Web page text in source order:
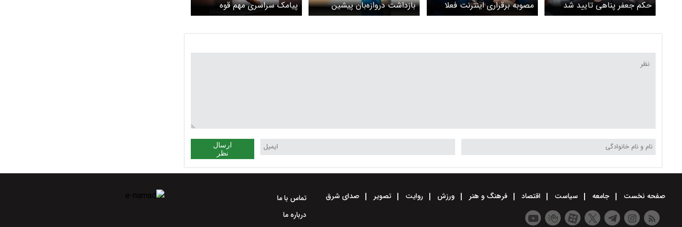
حکم جعفر پناهی تایید شد
مصوبه برقراری اینترنت فعلا
اجرا نمی شود؟/ دیوان عدالت
شکایت مطروحه متوقف شود
بازداشت دروازه‌بان پیشین
فوتبال به اتهام کلاهبرداری/
پیامک سراسری مهم قوه
قضاییه به مردم درباره کشت
ارسال
نظر
صفحه نخست جامعه سیاست اقتصاد فرهنگ و هنر ورزش روایت تصویر صدای شرق
تماس با ما
درباره ما